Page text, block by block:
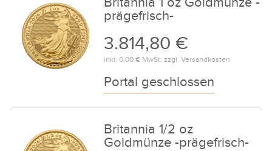
prägefrisch-
3.814,80 €
inkl. 0,00 €MwSt. zzgl. Versandkosten
Portal geschlossen
Britannia 1/2 oz
Goldmünze -prägefrisch-